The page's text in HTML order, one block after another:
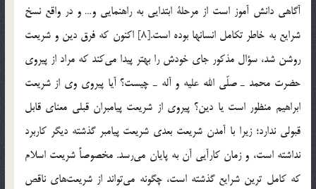
آگاهي دانش آموز است از مرحلة ابتدايي به راهنمايي و… و در واقع نسخ
شرايع به خاطر تكامل انسانها بوده است.[8] اكنون كه فرق دين و شريعت
روشن شد، سؤال مذكور جاي خودش را بهتر پيدا مي‌كند كه مراد از پيروي
حضرت محمد ـ صلّي الله عليه و آله ـ چيست؟ آيا پيروي وي از شريعت
ابراهيم منظور است يا دين؟ پيروي از شريعت پيامبران قبلي معناي قابل
قبولي ندارد؛ زيرا با آمدن شريعت بعدي شريعت پيامبر گذشته ديگر كاربرد
نداشته است، و زمان كارآيي آن به پايان مي‌رسد. مخصوصاً شريعت اسلام
كه كامل ترين شرايع گذشته است، چگونه مي‌تواند از شريعت‌هاي ناقص